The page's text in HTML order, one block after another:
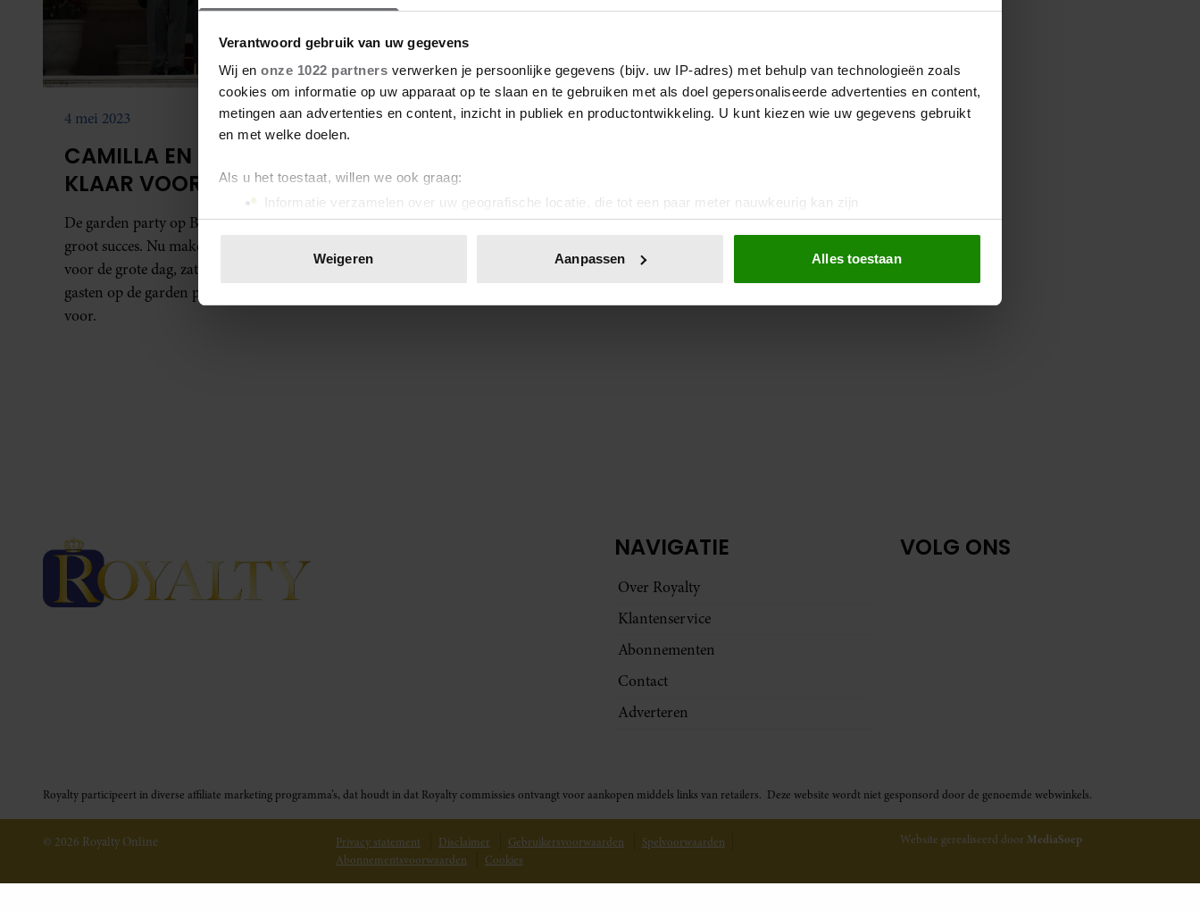
Verantwoord gebruik van uw gegevens
Wij en onze 1022 partners verwerken je persoonlijke gegevens (bijv. uw IP-adres) met behulp van technologieën zoals
cookies om informatie op uw apparaat op te slaan en te gebruiken met als doel gepersonaliseerde advertenties en content,
metingen aan advertenties en content, inzicht in publiek en productontwikkeling. U kunt kiezen wie uw gegevens gebruikt
en met welke doelen.
Als u het toestaat, willen we ook graag:
Informatie verzamelen over uw geografische locatie, die tot een paar meter nauwkeurig kan zijn
Uw apparaat identificeren door het actief te scannen op specifieke eigenschappen (fingerprinting)
toestemming op elk moment wijzigen of intrekken in de Cookieverklaring.
Weigeren Aanpassen Alles toestaan
4 mei 2023
CAMILLA EN CHARLES ZIJN ER
KLAAR VOOR
De garden party op Buckingham Palace was een
groot succes. Nu maken Charles en Camilla zich op
voor de grote dag, zaterdag. Volgens een van de
gasten op de garden party zijn ze er helemaal klaar
voor.
NAVIGATIE
Over Royalty
Klantenservice
Abonnementen
Contact
Adverteren
VOLG ONS
Royalty participeert in diverse affiliate marketing programma’s, dat houdt in dat Royalty commissies ontvangt voor aankopen middels links van retailers. Deze website wordt niet gesponsord door de genoemde webwinkels.
© 2026 Royalty Online Privacy statement Disclaimer Gebruikersvoorwaarden
Spelvoorwaarden
Abonnementsvoorwaarden
Cookies
Website gerealiseerd door MediaSoep